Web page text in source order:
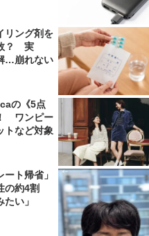
リング剤を
？ 実
…崩れない
の《5点
ワンピー
トなど対象
ト帰省」
約4割
たい」